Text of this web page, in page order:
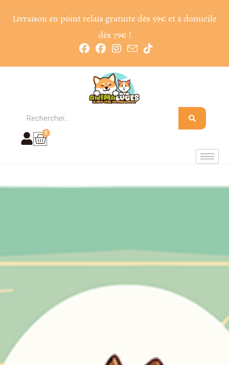
Livraison en point relais gratuite dès 59€ et à domicile
dès 79€ !
0